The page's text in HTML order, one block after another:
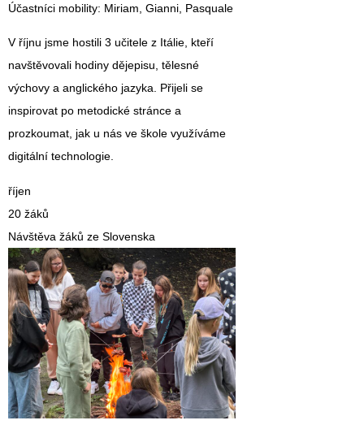
Účastníci mobility: Miriam, Gianni, Pasquale
V říjnu jsme hostili 3 učitele z Itálie, kteří
navštěvovali hodiny dějepisu, tělesné
výchovy a anglického jazyka. Přijeli se
inspirovat po metodické stránce a
prozkoumat, jak u nás ve škole využíváme
digitální technologie.
říjen
20 žáků
Návštěva žáků ze Slovenska